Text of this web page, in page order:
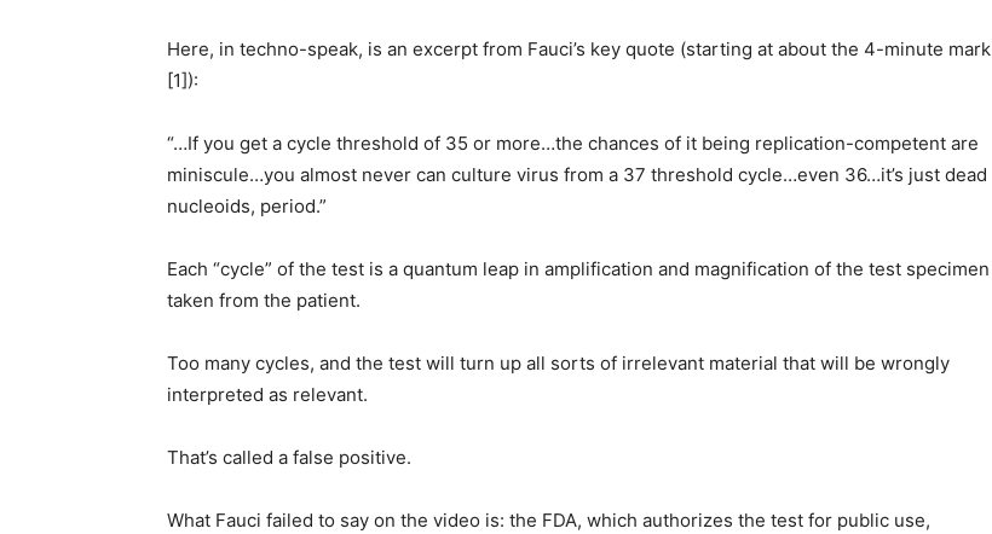
Here, in techno-speak, is an excerpt from Fauci’s key quote (starting at about the 4-minute mark
[1]):
“…If you get a cycle threshold of 35 or more…the chances of it being replication-competent are
miniscule…you almost never can culture virus from a 37 threshold cycle…even 36…it’s just dead
nucleoids, period.”
Each “cycle” of the test is a quantum leap in amplification and magnification of the test specimen
taken from the patient.
Too many cycles, and the test will turn up all sorts of irrelevant material that will be wrongly
interpreted as relevant.
That’s called a false positive.
What Fauci failed to say on the video is: the FDA, which authorizes the test for public use,